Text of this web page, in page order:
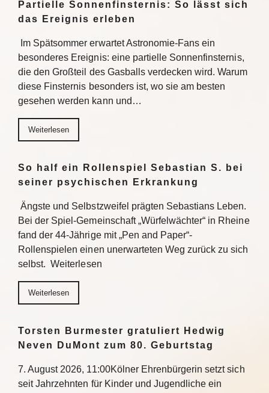
Partielle Sonnenfinsternis: So lässt sich
das Ereignis erleben
Im Spätsommer erwartet Astronomie-Fans ein
besonderes Ereignis: eine partielle Sonnenfinsternis,
die den Großteil des Gasballs verdecken wird. Warum
diese Finsternis besonders ist, wo sie am besten
gesehen werden kann und…
Weiterlesen
So half ein Rollenspiel Sebastian S. bei
seiner psychischen Erkrankung
Ängste und Selbstzweifel prägten Sebastians Leben.
Bei der Spiel-Gemeinschaft „Würfelwächter“ in Rheine
fand der 44-Jährige mit „Pen and Paper“-
Rollenspielen einen unerwarteten Weg zurück zu sich
selbst. Weiterlesen
Weiterlesen
Torsten Burmester gratuliert Hedwig
Neven DuMont zum 80. Geburtstag
7. August 2026, 11:00Kölner Ehrenbürgerin setzt sich
seit Jahrzehnten für Kinder und Jugendliche ein